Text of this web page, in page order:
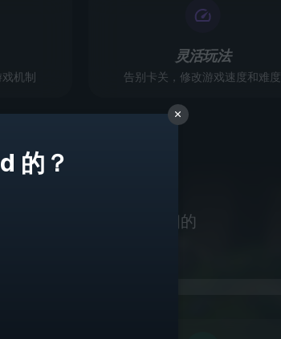
机制
灵活玩法
告别卡关，修改游戏速度和难度
世界
便捷的瞬间移动和详细的
的？